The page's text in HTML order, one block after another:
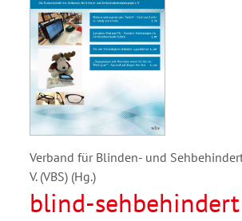
Verband für Blinden- und
V. (VBS) (Hg.)
blind-